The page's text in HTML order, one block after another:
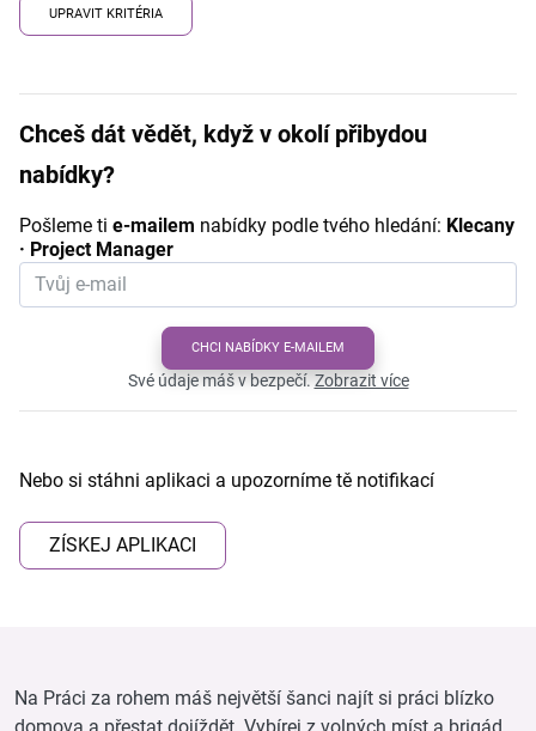
UPRAVIT KRITÉRIA
Chceš dát vědět, když v okolí přibydou
nabídky?
Pošleme ti e-mailem nabídky podle tvého hledání: Klecany
· Project Manager
CHCI NABÍDKY E-MAILEM
Své údaje máš v bezpečí.Zobrazit více
Nebo si stáhni aplikaci a upozorníme tě notifikací
ZÍSKEJ APLIKACI
Na Práci za rohem máš největší šanci najít si práci blízko
domova a přestat dojíždět. Vybírej z volných míst a brigád